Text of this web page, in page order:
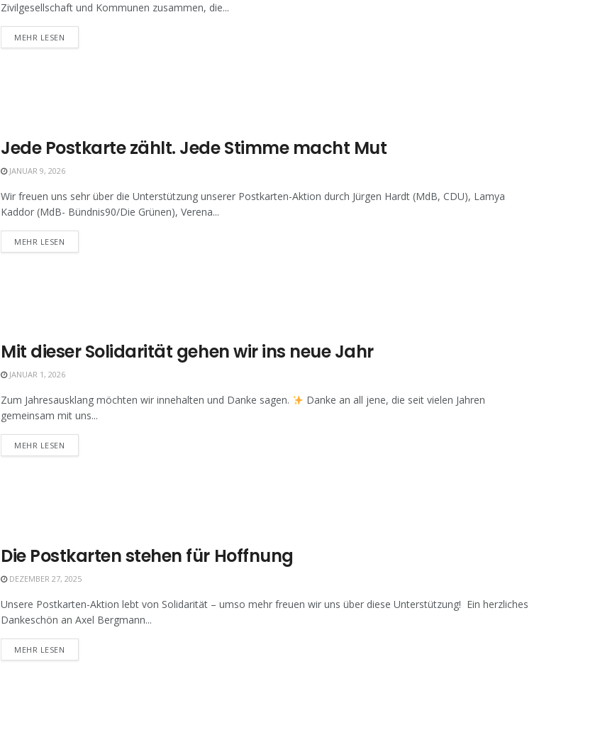
Zivilgesellschaft und Kommunen zusammen, die...
MEHR LESEN
Jede Postkarte zählt. Jede Stimme macht Mut
JANUAR 9, 2026
Wir freuen uns sehr über die Unterstützung unserer Postkarten-Aktion durch Jürgen Hardt (MdB, CDU), Lamya
Kaddor (MdB- Bündnis90/Die Grünen), Verena...
MEHR LESEN
Mit dieser Solidarität gehen wir ins neue Jahr
JANUAR 1, 2026
Zum Jahresausklang möchten wir innehalten und Danke sagen.
Danke an all jene, die seit vielen Jahren
gemeinsam mit uns...
MEHR LESEN
Die Postkarten stehen für Hoffnung
DEZEMBER 27, 2025
Unsere Postkarten-Aktion lebt von Solidarität – umso mehr freuen wir uns über diese Unterstützung! Ein herzliches
Dankeschön an Axel Bergmann...
MEHR LESEN